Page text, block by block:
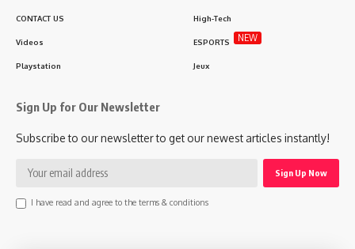
CONTACT US
Videos
Playstation
High-Tech
ESPORTS NEW
Jeux
Sign Up for Our Newsletter
Subscribe to our newsletter to get our newest articles instantly!
I have read and agree to the terms & conditions